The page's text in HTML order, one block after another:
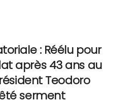
: Réélu pour
après 43 ans au
Teodoro
serment